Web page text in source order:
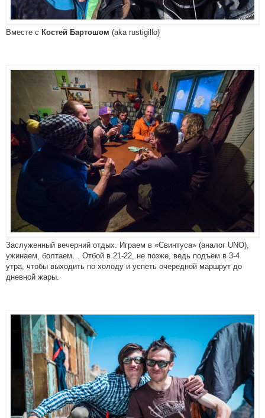
Вместе с Костей Бартошом (aka rustigillo)
Заслуженный вечерний отдых. Играем в «Свинтуса» (аналог UNO),
ужинаем, болтаем… Отбой в 21-22, не позже, ведь подъем в 3-4
утра, чтобы выходить по холоду и успеть очередной маршрут до
дневной жары.